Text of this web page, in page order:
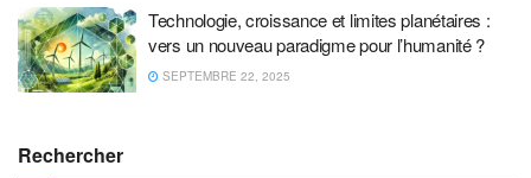
Technologie, croissance et limites planétaires :
vers un nouveau paradigme pour l’humanité ?
SEPTEMBRE 22, 2025
Rechercher